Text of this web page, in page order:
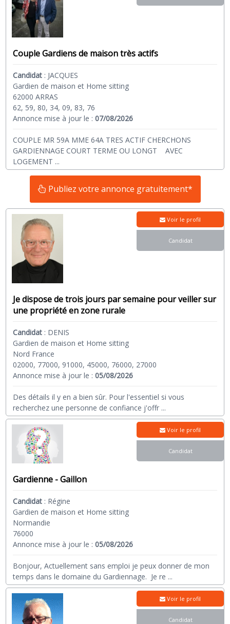
Couple Gardiens de maison très actifs
Candidat : JACQUES
Gardien de maison et Home sitting
62000 ARRAS
62, 59, 80, 34, 09, 83, 76
Annonce mise à jour le :07/08/2026
COUPLE MR 59A MME 64A TRES ACTIF CHERCHONS
GARDIENNAGE COURT TERME OU LONGT AVEC
LOGEMENT ...
Publiez votre annonce gratuitement*
Je dispose de trois jours par semaine pour veiller sur
une propriété en zone rurale
Candidat : DENIS
Gardien de maison et Home sitting
Nord France
02000, 77000, 91000, 45000, 76000, 27000
Annonce mise à jour le :05/08/2026
Des détails il y en a bien sûr. Pour l'essentiel si vous
recherchez une personne de confiance j'offr ...
Voir le profil
Candidat
Gardienne - Gaillon
Candidat : Régine
Gardien de maison et Home sitting
Normandie
76000
Annonce mise à jour le :05/08/2026
Bonjour, Actuellement sans emploi je peux donner de mon
temps dans le domaine du Gardiennage. Je re ...
Voir le profil
Candidat
Voir le profil
Candidat